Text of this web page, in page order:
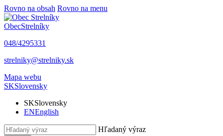
Rovno na obsah Rovno na menu
ObecStrelníky
048/4295331
strelniky@strelniky.sk
Mapa webu
SKSlovensky
SKSlovensky
ENEnglish
Hľadaný výraz